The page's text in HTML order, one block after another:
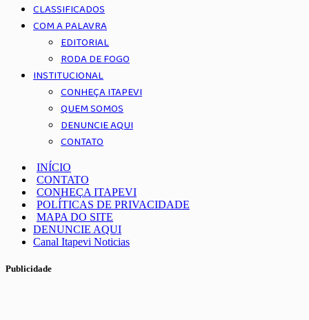
CLASSIFICADOS
COM A PALAVRA
EDITORIAL
RODA DE FOGO
INSTITUCIONAL
CONHEÇA ITAPEVI
QUEM SOMOS
DENUNCIE AQUI
CONTATO
INÍCIO
CONTATO
CONHEÇA ITAPEVI
POLÍTICAS DE PRIVACIDADE
MAPA DO SITE
DENUNCIE AQUI
Canal Itapevi Noticias
Publicidade